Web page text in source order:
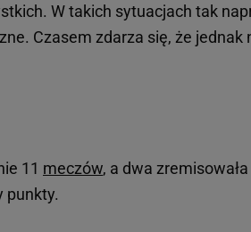
W takich sytuacjach tak
Czasem zdarza się, że jednak
11 meczów, a dwa
punkty.